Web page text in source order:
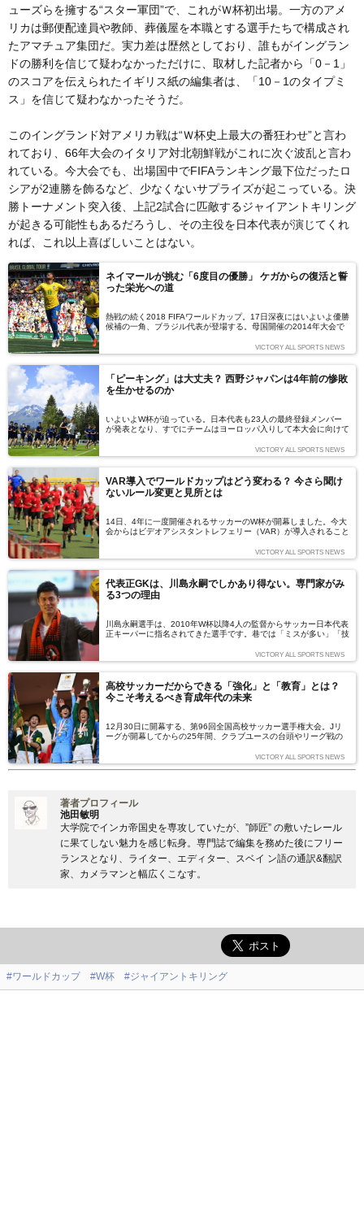
ューズらを擁する“スター軍団”で、これがＷ杯初出場。一方のアメ
リカは郵便配達員や教師、葬儀屋を本職とする選手たちで構成され
たアマチュア集団だ。実力差は歴然としており、誰もがイングラン
ドの勝利を信じて疑わなかっただけに、取材した記者から「0－1」
のスコアを伝えられたイギリス紙の編集者は、「10－1のタイプミ
ス」を信じて疑わなかったそうだ。
このイングランド対アメリカ戦は“Ｗ杯史上最大の番狂わせ”と言わ
れており、66年大会のイタリア対北朝鮮戦がこれに次ぐ波乱と言わ
れている。今大会でも、出場国中でFIFAランキング最下位だったロ
シアが2連勝を飾るなど、少なくないサプライズが起こっている。決
勝トーナメント突入後、上記2試合に匹敵するジャイアントキリング
が起きる可能性もあるだろうし、その主役を日本代表が演じてくれ
れば、これ以上喜ばしいことはない。
ネイマールが挑む「6度目の優勝」 ケガからの復活と誓
った栄光への道
熱戦の続く2018 FIFAワールドカップ。17日深夜にはいよいよ優勝
候補の一角、ブラジル代表が登場する。母国開催の2014年大会で
ている。栄光に彩られたセレソン、前人未到の「6度目の優勝」
へ、ネイマールの挑戦が始まる――。（文＝藤原清美）
VICTORY ALL SPORTS NEWS
「ピーキング」は大丈夫？ 西野ジャパンは4年前の惨敗
を生かせるのか
いよいよW杯が迫っている。日本代表も23人の最終登録メンバー
が発表となり、すでにチームはヨーロッパ入りして本大会に向けて
だ。4年前、欧州の強豪リーグで活躍する選手が増え、史上最強と
も言われたチームは、1勝も挙げられずにブラジルを去った。当
った。ロシアに乗り込む日本代表は、その反省をいかせているの
か。日本代表を追い続ける飯間健記者に、現地での様子を伝えても
らう。（文＝飯間健）
VICTORY ALL SPORTS NEWS
VAR導入でワールドカップはどう変わる？ 今さら聞け
ないルール変更と見所とは
14日、4年に一度開催されるサッカーのW杯が開幕しました。今大
会からはビデオアシスタントレフェリー（VAR）が導入されること
ンドの試合では、アルゼンチン代表のディエゴ・マラドーナ選手が
手で決めた得点が認められ「神の手ゴール」と呼ばれています。そ
じめ、今大会に新たに導入された大会のルールや審判目線での見所
をまとめました。（文＝VICTORY SPORTS編集部）
VICTORY ALL SPORTS NEWS
代表正GKは、川島永嗣でしかあり得ない。専門家がみ
る3つの理由
川島永嗣選手は、2010年W杯以降4人の監督からサッカー日本代表
正キーパーに指名されてきた選手です。巷では「ミスが多い」「技
す。しかし、山野陽嗣氏（元U-20ホンジュラス代表GKコーチ）
は、「正GKは川島以外あり得ない」とまで言い切ります。どうい
VICTORY ALL SPORTS NEWS
高校サッカーだからできる「強化」と「教育」とは？
今こそ考えるべき育成年代の未来
12月30日に開幕する、第96回全国高校サッカー選手権大会。Jリ
ーグが開幕してからの25年間、クラブユースの台頭やリーグ戦の
で、高校サッカーは今後どう進歩していくべきか？ 今回は育成年
代の取材を続けるライター・大島和人氏に、「強化」と「教育」の
VICTORY ALL SPORTS NEWS
著者プロフィール
池田敏明
大学院でインカ帝国史を専攻していたが、”師匠” の敷いたレール
に果てしない魅力を感じ転身。専門誌で編集を務めた後にフリー
ランスとなり、ライター、エディター、スベイ ン語の通訳&翻訳
家、カメラマンと幅広くこなす。
#ワールドカップ #W杯 #ジャイアントキリング